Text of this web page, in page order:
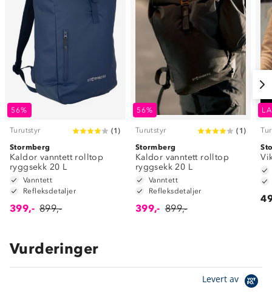
56%
Turutstyr (1 )
Stormberg
Kaldor vanntett rolltop
ryggsekk 20 L
Vanntett
Refleksdetaljer
399,- 899,-
56%
Turutstyr ( 1 )
Stormberg
Kaldor vanntett rolltop
ryggsekk 20 L
Vanntett
Refleksdetaljer
399,- 899,-
Vurderinger
Levert av